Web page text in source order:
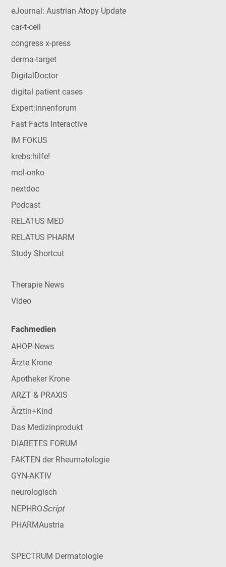
eJournal: Austrian Atopy Update
car-t-cell
congress x-press
derma-target
DigitalDoctor
digital patient cases
Expert:innenforum
Fast Facts Interactive
IM FOKUS
krebs:hilfe!
mol-onko
nextdoc
Podcast
RELATUS MED
RELATUS PHARM
Study Shortcut
Therapie News
Video
Fachmedien
AHOP-News
Ärzte Krone
Apotheker Krone
ARZT & PRAXIS
Ärztin+Kind
Das Medizinprodukt
DIABETES FORUM
FAKTEN der Rheumatologie
GYN-AKTIV
neurologisch
NEPHROScript
PHARMAustria
SPECTRUM Dermatologie